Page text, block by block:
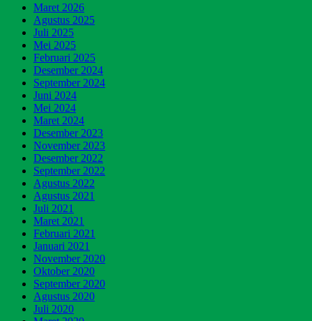
Maret 2026
Agustus 2025
Juli 2025
Mei 2025
Februari 2025
Desember 2024
September 2024
Juni 2024
Mei 2024
Maret 2024
Desember 2023
November 2023
Desember 2022
September 2022
Agustus 2022
Agustus 2021
Juli 2021
Maret 2021
Februari 2021
Januari 2021
November 2020
Oktober 2020
September 2020
Agustus 2020
Juli 2020